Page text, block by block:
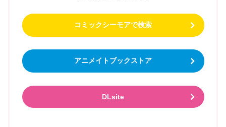
コミックシーモアで検索
アニメイトブックストア
DLsite